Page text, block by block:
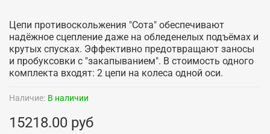
Наличие: В наличии
15218.00 руб
Цепи противоскольжения "Сота" обеспечивают
надёжное сцепление даже на обледенелых подъёмах и
крутых спусках. Эффективно предотвращают заносы
и пробуксовки с "закапыванием". В стоимость одного
комплекта входят: 2 цепи на колеса одной оси.